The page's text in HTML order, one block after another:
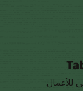
للأعمال